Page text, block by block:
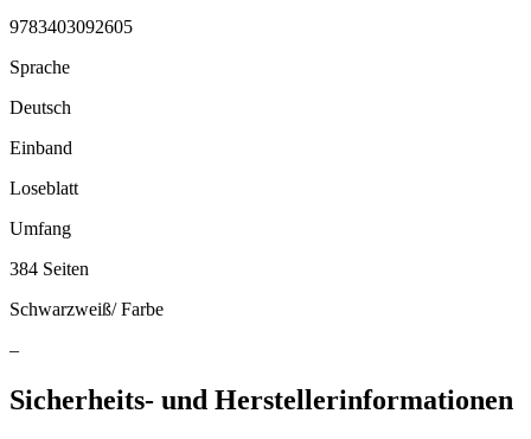
9783403092605
Sprache
Deutsch
Einband
Loseblatt
Umfang
384 Seiten
Schwarzweiß/ Farbe
–
Sicherheits- und Herstellerinformationen